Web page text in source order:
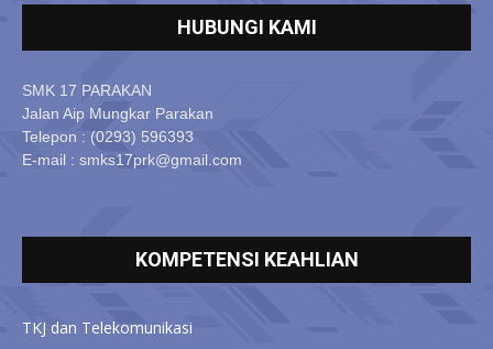
HUBUNGI KAMI
SMK 17 PARAKAN
Jalan Aip Mungkar Parakan
Telepon : (0293) 596393
E-mail : smks17prk@gmail.com
KOMPETENSI KEAHLIAN
TKJ dan Telekomunikasi